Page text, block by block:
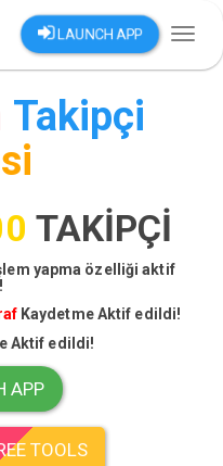
LAUNCH APP
Takipçi
TAKİPÇİ
yapma özelliği aktif
Kaydetme Aktif edildi!
Aktif edildi!
APP
TOOLS